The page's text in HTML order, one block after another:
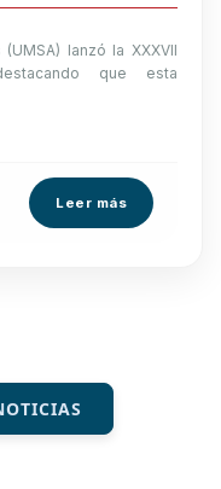
lanzó la XXXVII
que esta
Leer más